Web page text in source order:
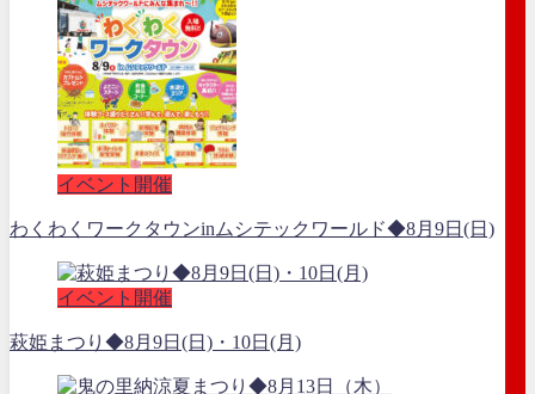
イベント開催
わくわくワークタウンinムシテックワールド◆8月9日(日)
イベント開催
萩姫まつり◆8月9日(日)・10日(月)